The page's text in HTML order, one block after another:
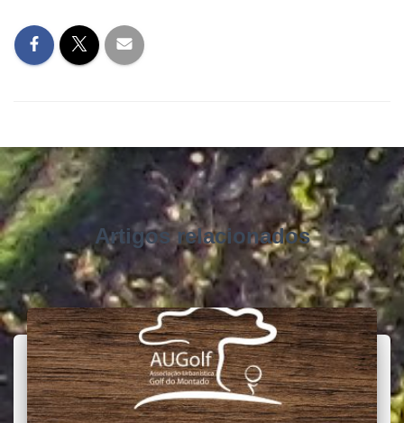
Artigos relacionados